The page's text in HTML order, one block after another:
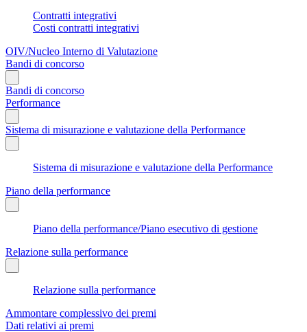
Contratti integrativi
Costi contratti integrativi
OIV/Nucleo Interno di Valutazione
Bandi di concorso
Bandi di concorso
Performance
Sistema di misurazione e valutazione della Performance
Sistema di misurazione e valutazione della Performance
Piano della performance
Piano della performance/Piano esecutivo di gestione
Relazione sulla performance
Relazione sulla performance
Ammontare complessivo dei premi
Dati relativi ai premi